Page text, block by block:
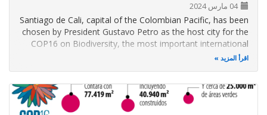
04 مارس 2024
Santiago de Cali, capital of the Colombian Pacific, has been
chosen by President Gustavo Petro as the host city for the
COP16 on Biodiversity, the most important international
event ever held in the country. More info here
اقرأ المزيد